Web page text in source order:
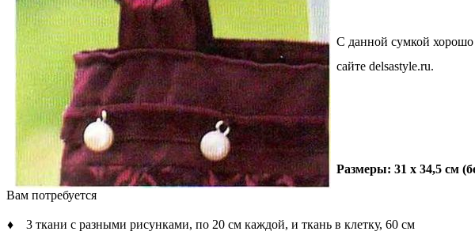
С данной сумкой хорошо
сайте delsastyle.ru.
Размеры: 31 х 34,5 см
Вам потребуется
♦ 3 ткани с разными рисунками, по 20 см каждой, и ткань в клетку, 60 см